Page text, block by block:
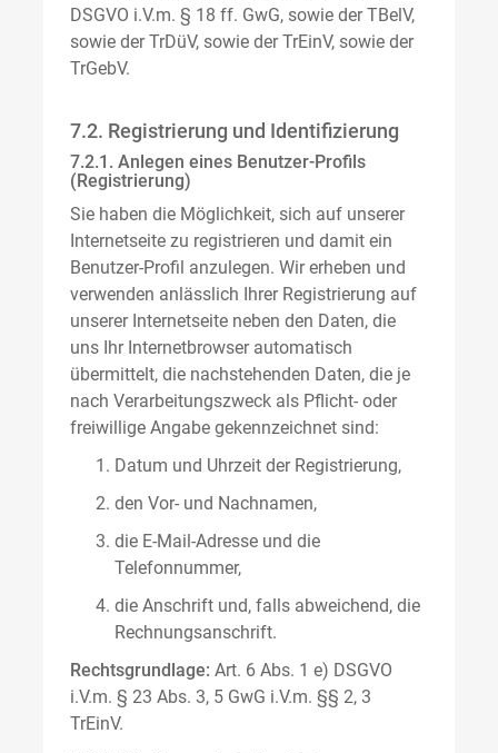
DSGVO i.V.m. § 18 ff. GwG, sowie der TBelV,
sowie der TrDüV, sowie der TrEinV, sowie der
TrGebV.
7.2. Registrierung und Identifizierung
7.2.1. Anlegen eines Benutzer-Profils
(Registrierung)
Sie haben die Möglichkeit, sich auf unserer
Internetseite zu registrieren und damit ein
Benutzer-Profil anzulegen. Wir erheben und
verwenden anlässlich Ihrer Registrierung auf
unserer Internetseite neben den Daten, die
uns Ihr Internetbrowser automatisch
übermittelt, die nachstehenden Daten, die je
nach Verarbeitungszweck als Pflicht- oder
freiwillige Angabe gekennzeichnet sind:
Datum und Uhrzeit der Registrierung,
den Vor- und Nachnamen,
die E-Mail-Adresse und die
Telefonnummer,
die Anschrift und, falls abweichend, die
Rechnungsanschrift.
Rechtsgrundlage: Art. 6 Abs. 1 e) DSGVO
i.V.m. § 23 Abs. 3, 5 GwG i.V.m. §§ 2, 3
TrEinV.